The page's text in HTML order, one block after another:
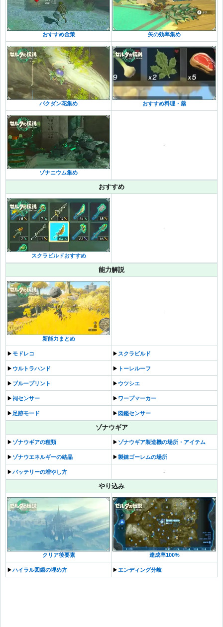
おすすめ金策 矢の効率集め
バクダン花集め おすすめ料理・薬
ゾナニウム集め
-
おすすめ
スクラビルドおすすめ
-
能力解説
新能力まとめ
-
▶︎モドレコ ▶︎ スクラビルド
▶︎ ウルトラハンド ▶︎ トーレルーフ
▶︎ ブループリント ▶︎ ウツシエ
▶︎祠センサー ▶︎ ワープマーカー
▶︎ 足跡モード ▶︎ 図鑑センサー
ゾナウギア
▶︎ ゾナウギアの種類 ▶︎ ゾナウギア製造機の場所・アイテム
▶︎ ゾナウエネルギーの結晶 ▶︎製錬ゴーレムの場所
▶︎バッテリーの増やし方 -
やり込み
クリア後要素 達成率100%
▶︎ハイラル図鑑の埋め方 ▶︎ エンディング分岐